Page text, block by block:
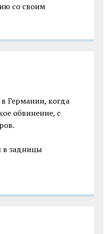
со своим
Германии, когда
обвинение, с
в задницы